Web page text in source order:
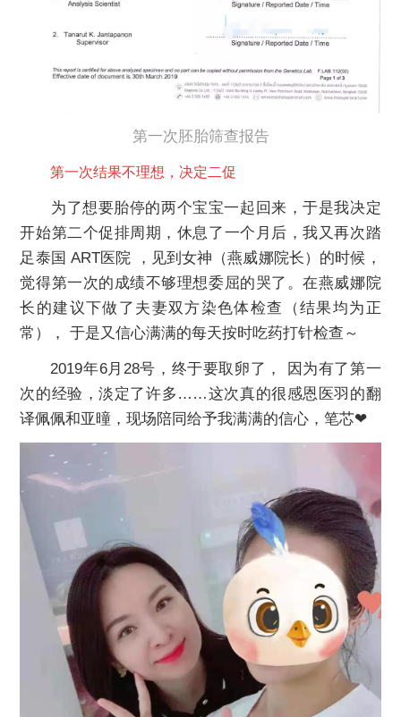
第一次胚胎筛查报告
第一次结果不理想，决定二促
为了想要胎停的两个宝宝一起回来，于是我决定
开始第二个促排周期，休息了一个月后，我又再次踏
足泰国 ART医院 ，见到女神（燕威娜院长）的时候，
觉得第一次的成绩不够理想委屈的哭了。在燕威娜院
长的建议下做了夫妻双方染色体检查（结果均为正
常）， 于是又信心满满的每天按时吃药打针检查～
2019年6月28号，终于要取卵了， 因为有了第一
次的经验，淡定了许多……这次真的很感恩医羽的翻
译佩佩和亚曈，现场陪同给予我满满的信心，笔芯❤